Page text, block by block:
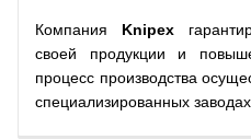
Компания Knipex
своей продукции и
процесс производства
специализированных